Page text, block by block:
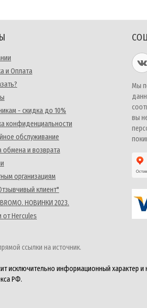
и Оплата
- скидка до 10%
конфиденциальности
обслуживание
обмена и возврата
организациям
клиент"
НОВИНКИ 2023.
от Hercules
Мы
вы
ссылки на источник.
исключительно информационный характер и
РФ.